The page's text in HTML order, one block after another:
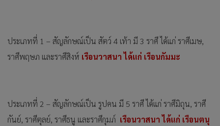
ประเภทที่ 1 – สัญลักษณ์เป็น สัตว์ 4 เท้า มี 3 ราศี ได้แก่ ราศีเมษ,
ราศีพฤษภ และราศีสิงห์ เรือนวาสนา ได้แก่ เรือนกัมมะ
ประเภทที่ 2 – สัญลักษณ์เป็น รูปคน มี 5 ราศี ได้แก่ ราศีมิถุน, ราศี
กันย์, ราศีตุลย์, ราศีธนู และราศีกุมภ์ เรือนวาสนา ได้แก่ เรือนตนุ